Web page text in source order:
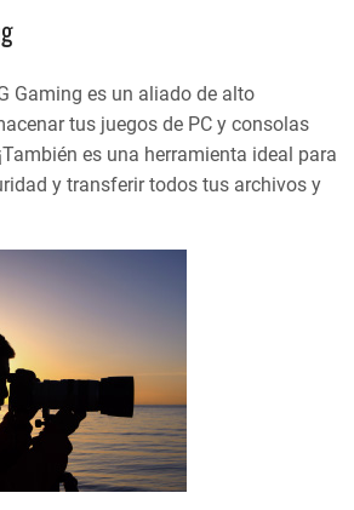
Gaming es un aliado de alto
tus juegos de PC y consolas
es una herramienta ideal para
y transferir todos tus archivos y